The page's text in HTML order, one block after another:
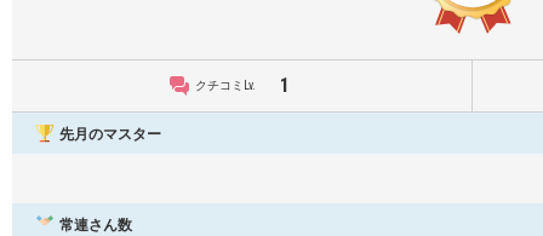
クチコミLv. 1
先月のマスター
常連さん数